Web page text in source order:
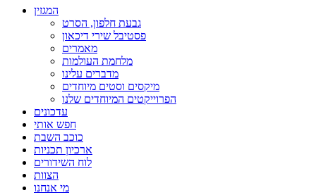
המגזין
גבעת חלפון, הסרט
פסטיבל שירי דיכאון
מאמרים
מלחמת העולמות
מדברים עלינו
מיקסים וסטים מיוחדים
הפרוייקטים המיוחדים שלנו
עדכונים
חפש אותי
כוכב השבת
ארכיון תכניות
לוח השידורים
הצוות
מי אנחנו